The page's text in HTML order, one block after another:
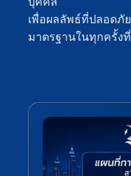
เพื่อผลลัพธ์ที่ปลอดภั
มาตรฐานในทุกครั้ง